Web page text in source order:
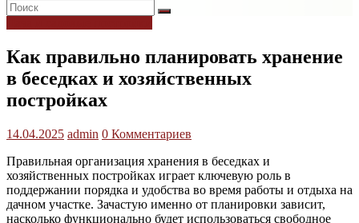
Как правильно планировать хранение
в беседках и хозяйственных
постройках
14.04.2025 admin 0 Комментариев
Правильная организация хранения в беседках и
хозяйственных постройках играет ключевую роль в
поддержании порядка и удобства во время работы и отдыха на
дачном участке. Зачастую именно от планировки зависит,
насколько функционально будет использоваться свободное